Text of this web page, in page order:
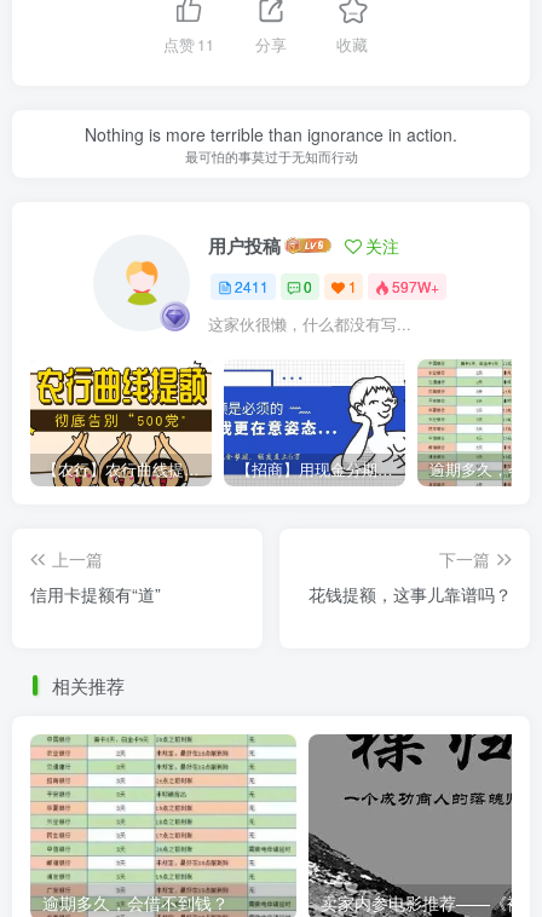
点赞11 分享 收藏
Nothing is more terrible than ignorance in action.
最可怕的事莫过于无知而行动
用户投稿 关注
2411 0 1 597W+
这家伙很懒，什么都没有写...
【农行】农行曲线提额，彻底告别“500党” 【招商】用现金分期提额，额度直上6万
上一篇
信用卡提额有“道”
下一篇
花钱提额，这事儿靠谱吗？
相关推荐
逾期多久，会借不到钱？